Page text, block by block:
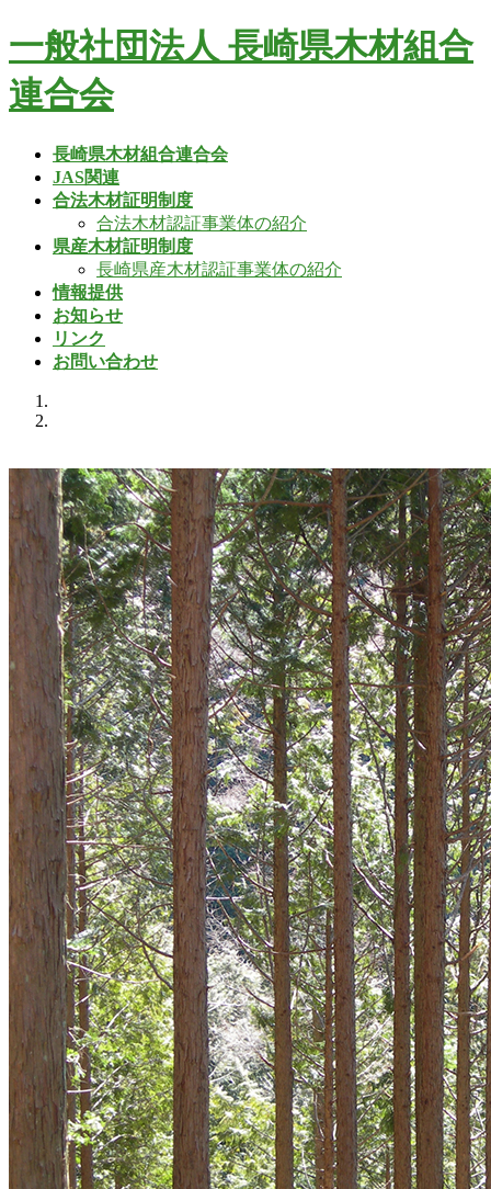
ン
テ
ン
ビ
ゲ
ー
一般社団法人 長崎県木材組合
連合会
長崎県木材組合連合会
JAS関連
合法木材証明制度
合法木材認証事業体の紹介
県産木材証明制度
長崎県産木材認証事業体の紹介
情報提供
お知らせ
リンク
お問い合わせ